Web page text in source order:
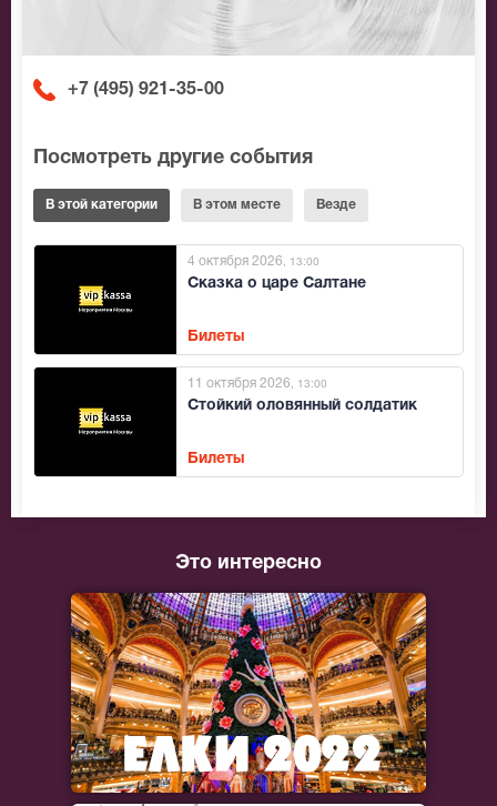
+7 (495) 921-35-00
Посмотреть другие события
В этой категории В этом месте Везде
Сказка о царе Салтане
4 октября 2026 , 13:00
Билеты
Стойкий оловянный солдатик
11 октября 2026 , 13:00
Билеты
Это интересно